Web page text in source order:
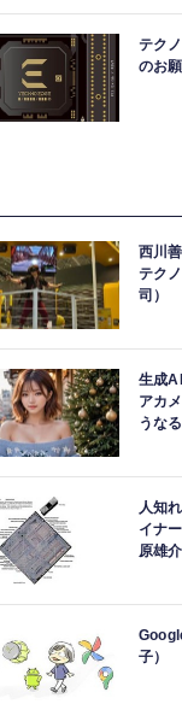
テク
のお
西川
テク
司）
生成
アカ
うな
人知
イナ
原雄介
子）